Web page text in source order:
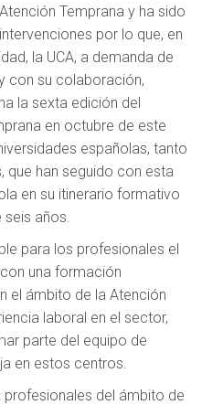
Temprana y ha sido
por lo que, en
la UCA, a demanda de
con su colaboración,
la sexta edición del
en octubre de este
españolas, tanto
que han seguido con esta
en su itinerario formativo
años.
para los profesionales el
una formación
el ámbito de la Atención
laboral en el sector,
parte del equipo de
en estos centros.
profesionales del ámbito de